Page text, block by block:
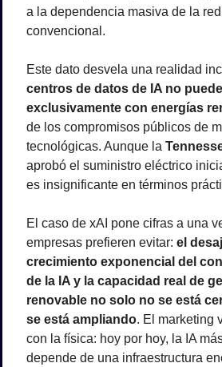
a la dependencia masiva de la
convencional.
Este dato desvela una realidad
centros de datos de IA no
exclusivamente con energías
de los compromisos públicos de
tecnológicas. Aunque la
aprobó el suministro eléctrico
es insignificante en términos
El caso de xAI pone cifras a una
empresas prefieren evitar: el
crecimiento exponencial del
de la IA y la capacidad real de
renovable no solo no se está
se está ampliando. El marketing
con la física: hoy por hoy, la IA
depende de una infraestructura